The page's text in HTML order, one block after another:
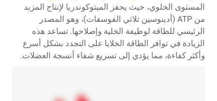
المستوى الخلوي، حيث يحفز الميتوكوندريا لإنتاج المزيد
من ATP (أدينوسين ثلاثي الفوسفات)، وهو المصدر
الرئيسي للطاقة لوظيفة الخلية وإصلاحها. تساعد هذه
الزيادة في توافر الطاقة الخلايا على التجدد بشكل أسرع
وأكثر كفاءة، مما يؤدي إلى تسريع شفاء أنسجة العضلات.